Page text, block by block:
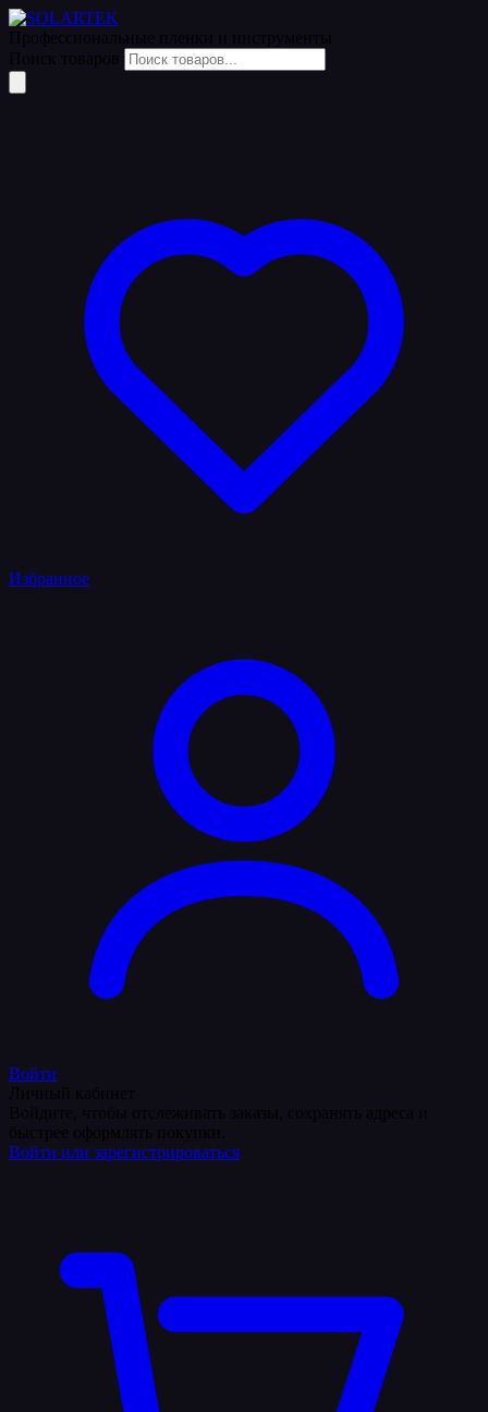
Избранное
Войти
Войти или зарегистрироваться